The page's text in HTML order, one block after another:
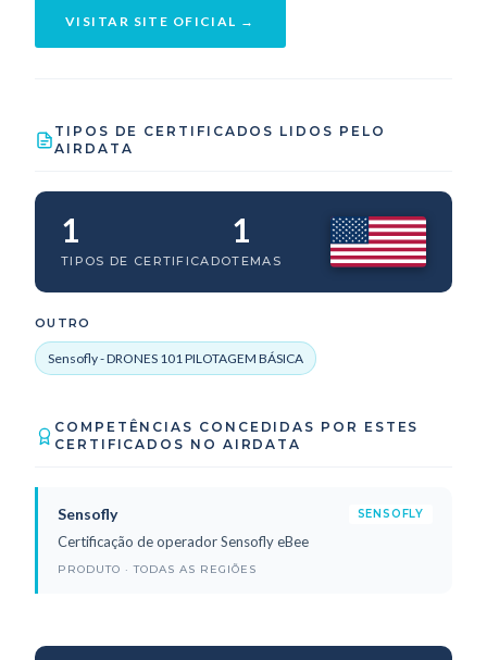
VISITAR SITE OFICIAL →
TIPOS DE CERTIFICADOS LIDOS PELO
AIRDATA
1
TIPOS DE CERTIFICADO
1
TEMAS
OUTRO
Sensofly - DRONES 101 PILOTAGEM BÁSICA
COMPETÊNCIAS CONCEDIDAS POR ESTES
CERTIFICADOS NO AIRDATA
Sensofly SENSOFLY
Certificação de operador Sensofly eBee
PRODUTO · TODAS AS REGIÕES